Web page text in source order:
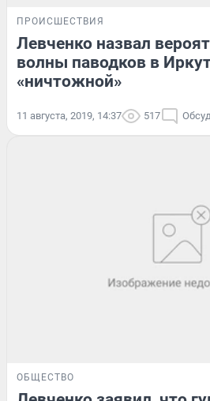
ПРОИСШЕСТВИЯ
Левченко назвал
волны паводков в
«ничтожной»
11 августа, 2019, 14:37 517
ОБЩЕСТВО